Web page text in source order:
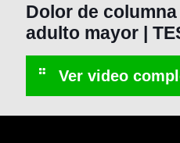
Dolor de
adulto mayor |